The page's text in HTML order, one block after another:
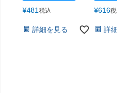
¥481 税込
詳細を見る
¥616
詳